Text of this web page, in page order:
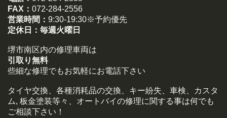
FAX： 072-284-2556
営業時間： 9:30-19:30※予約優先
定休日： 毎週火曜日
堺市南区内の修理車両は
引取り無料
些細な修理でもお気軽にお電話下さい
タイヤ交換、各種消耗品の交換、キー紛失、車検、カスタ
ム, 板金塗装等々、オートバイの修理に関する事は何でも
ご相談下さい！